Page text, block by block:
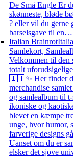
De Små Engle Er
skønneste, bløde
? eller vil du gerne
barselsgave til en…
Italian Brainrot
Samlekort,
Velkommen til den
totalt
🇮🇹✨ Her finder
merchandise
og samlealbum til
ikoniske og
blevet en kæmpe
unge, hvor humor,
farverige designs
Uanset om du er
elsker det sjove